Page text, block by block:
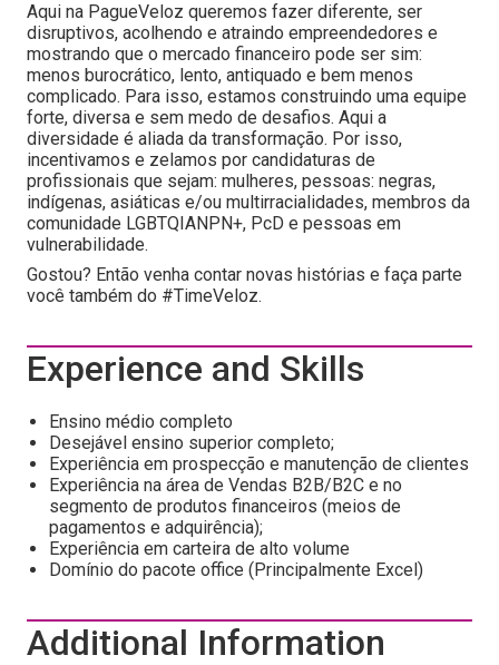
Aqui na PagueVeloz queremos fazer diferente, ser
disruptivos, acolhendo e atraindo empreendedores e
mostrando que o mercado financeiro pode ser sim:
menos burocrático, lento, antiquado e bem menos
complicado. Para isso, estamos construindo uma equipe
forte, diversa e sem medo de desafios. Aqui a
diversidade é aliada da transformação. Por isso,
incentivamos e zelamos por candidaturas de
profissionais que sejam: mulheres, pessoas: negras,
indígenas, asiáticas e/ou multirracialidades, membros da
comunidade LGBTQIANPN+, PcD e pessoas em
vulnerabilidade.
Gostou? Então venha contar novas histórias e faça parte
você também do #TimeVeloz.
Experience and Skills
Ensino médio completo
Desejável ensino superior completo;
Experiência em prospecção e manutenção de clientes
Experiência na área de Vendas B2B/B2C e no
segmento de produtos financeiros (meios de
pagamentos e adquirência);
Experiência em carteira de alto volume
Domínio do pacote office (Principalmente Excel)
Additional Information